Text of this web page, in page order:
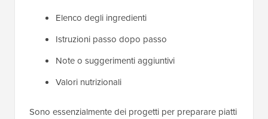
Elenco degli ingredienti
Istruzioni passo dopo passo
Note o suggerimenti aggiuntivi
Valori nutrizionali
Sono essenzialmente dei progetti per preparare piatti